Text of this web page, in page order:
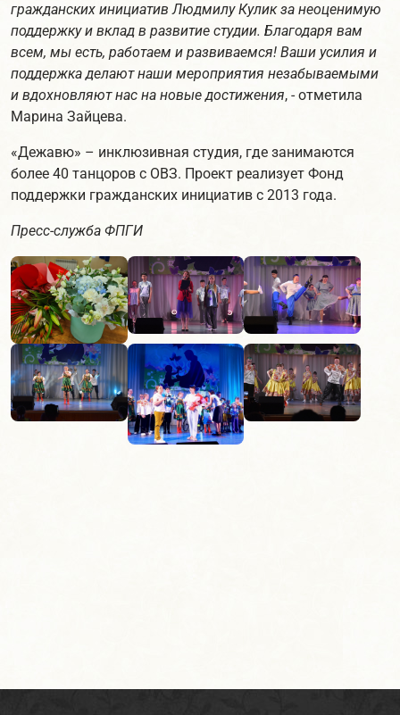
гражданских инициатив Людмилу Кулик за неоценимую
поддержку и вклад в развитие студии. Благодаря вам
всем, мы есть, работаем и развиваемся! Ваши усилия и
поддержка делают наши мероприятия незабываемыми
и вдохновляют нас на новые достижения, - отметила
Марина Зайцева.
«Дежавю» – инклюзивная студия, где занимаются
более 40 танцоров с ОВЗ. Проект реализует Фонд
поддержки гражданских инициатив с 2013 года.
Пресс-служба ФПГИ